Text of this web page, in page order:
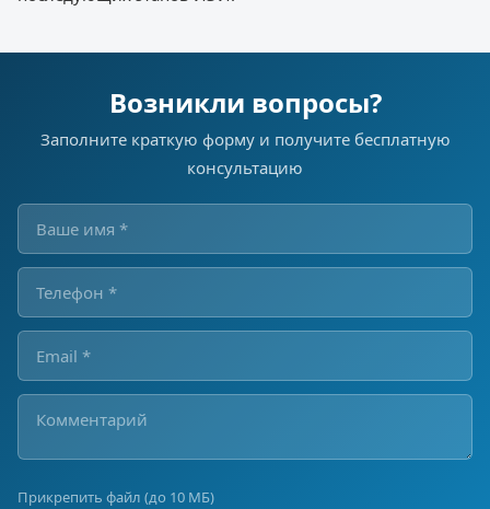
Возникли вопросы?
Заполните краткую форму и получите бесплатную
консультацию
Прикрепить файл (до 10 МБ)